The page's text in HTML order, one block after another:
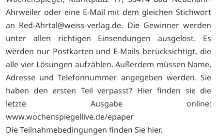
Ahrweiler oder eine E-Mail mit dem gleichen Stichwort
an Red-Ahrtal@weiss-verlag.de. Die Gewinner werden
unter allen richtigen Einsendungen ausgelost. Es
werden nur Postkarten und E-Mails berücksichtigt, die
alle vier Lösungen aufzählen. Außerdem müssen Name,
Adresse und Telefonnummer angegeben werden. Sie
haben den ersten Teil verpasst? Hier finden sie die
letzte Ausgabe online:
www.wochenspiegellive.de/epaper
Die Teilnahmebedingungen finden Sie hier.